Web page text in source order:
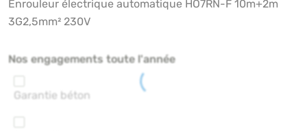
Enrouleur électrique automatique HO7RN-F 10m+2m
3G2,5mm² 230V
Nos engagements toute l'année
Garantie béton